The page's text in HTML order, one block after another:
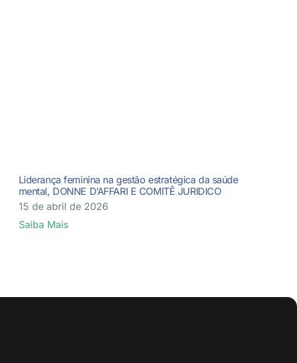
Liderança feminina na gestão estratégica da saúde
mental, DONNE D’AFFARI E COMITÊ JURIDICO
15 de abril de 2026
Saiba Mais